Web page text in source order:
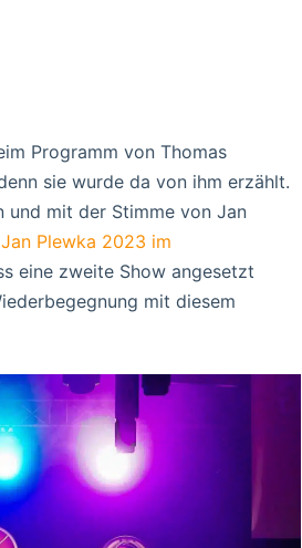
Programm von Thomas
sie wurde da von ihm erzählt.
und mit der Stimme von Jan
Jan Plewka 2023 im
eine zweite Show angesetzt
mit diesem